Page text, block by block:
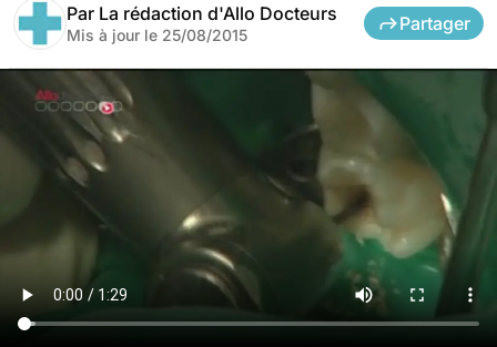
Par La rédaction d'Allo Docteurs
Mis à jour le 25/08/2015
Partager